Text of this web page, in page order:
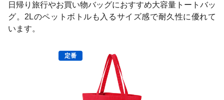
日帰り旅行やお買い物バッグにおすすめ大容量トートバッ
グ。2Lのペットボトルも入るサイズ感で耐久性に優れて
います。